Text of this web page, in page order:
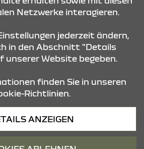
Netzwerke interagieren.
jederzeit ändern,
in den Abschnitt "Details
unserer Website begeben.
finden Sie in unseren
Richtlinien.
ANZEIGEN